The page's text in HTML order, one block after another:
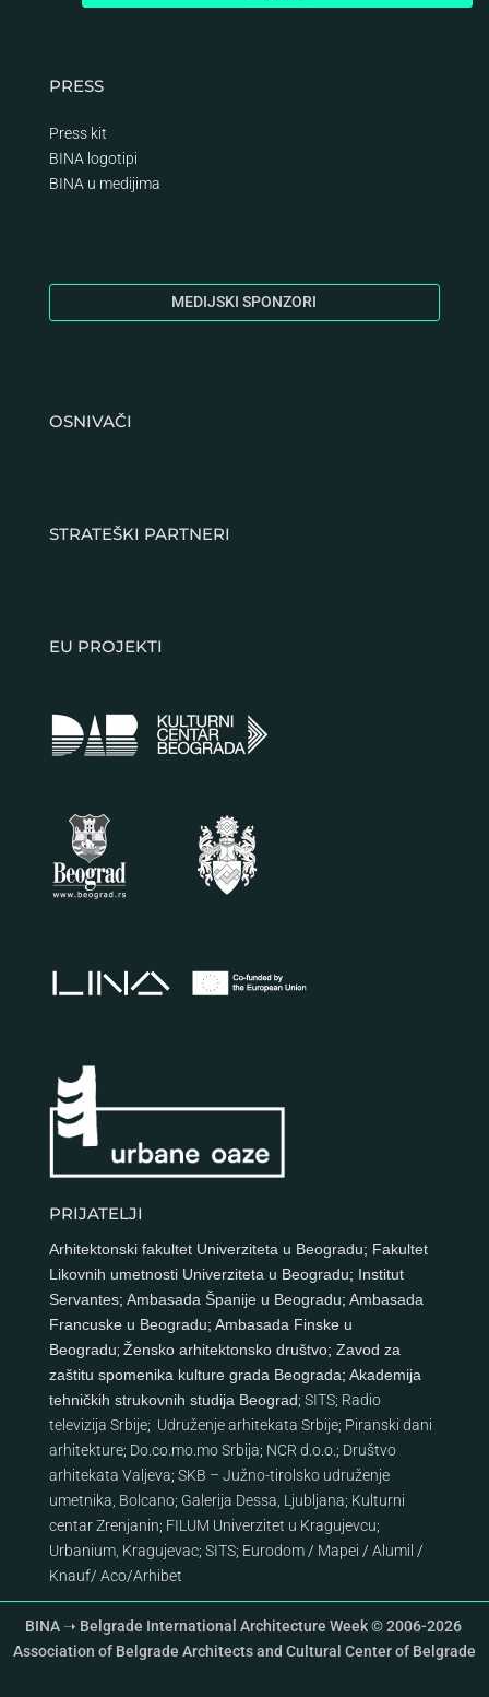
PRESS
Press kit
BINA logotipi
BINA u medijima
MEDIJSKI SPONZORI
OSNIVAČI
STRATEŠKI PARTNERI
EU PROJEKTI
PRIJATELJI
Arhitektonski fakultet Univerziteta u Beogradu; Fakultet
Likovnih umetnosti Univerziteta u Beogradu; Institut
Servantes; Ambasada Španije u Beogradu; Ambasada
Francuske u Beogradu; Ambasada Finske u
Beogradu; Žensko arhitektonsko društvo; Zavod za
zaštitu spomenika kulture grada Beograda; Akademija
tehničkih strukovnih studija Beograd; SITS; Radio
televizija Srbije; Udruženje arhitekata Srbije; Piranski dani
arhitekture; Do.co.mo.mo Srbija; NCR d.o.o. ; Društvo
arhitekata Valjeva; SKB – Južno-tirolsko udruženje
umetnika, Bolcano; Galerija Dessa, Ljubljana; Kulturni
centar Zrenjanin; FILUM Univerzitet u Kragujevcu;
Urbanium, Kragujevac; SITS; Eurodom/ Mapei / Alumil /
Knauf/ Aco/Arhibet
BINA ➝ Belgrade International Architecture Week © 2006-2026
Association of Belgrade Architects and Cultural Center of Belgrade